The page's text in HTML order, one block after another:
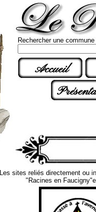
Rechercher une
Accueil
Les sites reliés directement ou
"Racines en